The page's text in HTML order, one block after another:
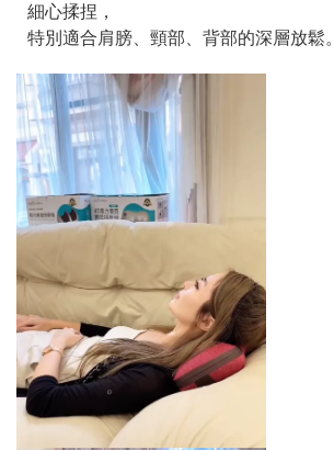
細心揉捏，
特別適合肩膀、頸部、背部的深層放鬆。